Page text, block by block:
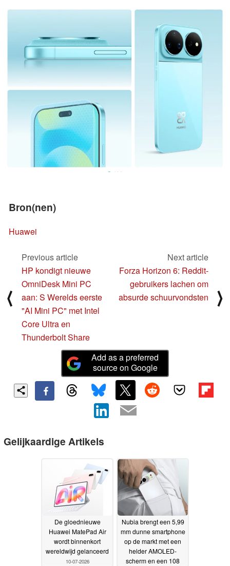
Bron(nen)
Huawei
⟨
Previous article
HP kondigt nieuwe
OmniDesk Mini PC
aan: S Werelds eerste
"AI Mini PC" met Intel
Core Ultra en
Thunderbolt Share
Next article
Forza Horizon 6: Reddit-
gebruikers lachen om
absurde schuurvondsten
⟩
Add as a preferred
source on Google
Gelijkaardige Artikels
De gloednieuwe
Huawei MatePad Air
wordt binnenkort
wereldwijd gelanceerd
10-07-2026
Nubia brengt een 5,99
mm dunne smartphone
op de markt met een
helder AMOLED-
scherm en een 108